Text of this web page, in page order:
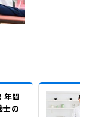
年間
の